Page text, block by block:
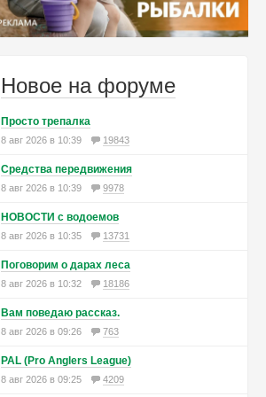
Новое на форуме
Просто трепалка
8 авг 2026 в 10:39 19843
Средства передвижения
8 авг 2026 в 10:39 9978
НОВОСТИ с водоемов
8 авг 2026 в 10:35 13731
Поговорим о дарах леса
8 авг 2026 в 10:32 18186
Вам поведаю рассказ.
8 авг 2026 в 09:26 763
PAL (Pro Anglers League)
8 авг 2026 в 09:25 4209